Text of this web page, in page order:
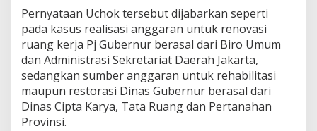
!
Pernyataan Uchok tersebut dijabarkan seperti
pada kasus realisasi anggaran untuk renovasi
ruang kerja Pj Gubernur berasal dari Biro Umum
dan Administrasi Sekretariat Daerah Jakarta,
sedangkan sumber anggaran untuk rehabilitasi
maupun restorasi Dinas Gubernur berasal dari
Dinas Cipta Karya, Tata Ruang dan Pertanahan
Provinsi.